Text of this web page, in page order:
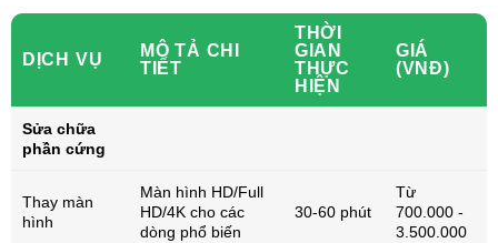
DỊCH VỤ
MÔ TẢ CHI
TIẾT
THỜI
GIAN
THỰC
HIỆN
GIÁ
(VNĐ)
Sửa chữa
phần cứng
Thay màn
hình
Màn hình HD/Full
HD/4K cho các
dòng phổ biến
30-60 phút
Từ
700.000 -
3.500.000